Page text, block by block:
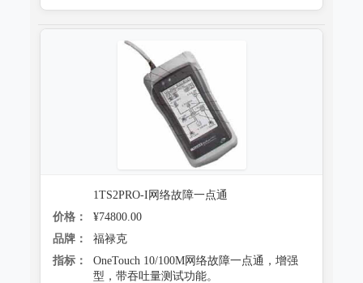
1TS2PRO-I网络故障一点通
价格：
¥74800.00
品牌：
福禄克
指标：
OneTouch 10/100M网络故障一点通，增强
型，带吞吐量测试功能。